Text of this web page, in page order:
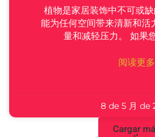
植物是家居装饰中不可或
能为任何空间带来清新和活
量和减轻压力。 如果
阅读更多
8 de 5 月 de
Cargar